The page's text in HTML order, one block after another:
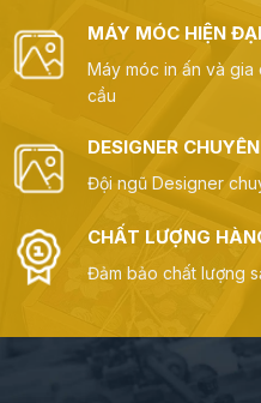
MÁY MÓC HIỆN ĐẠI
Máy móc in ấn và
cầu
DESIGNER
Đội ngũ Designer
CHẤT LƯỢNG
Đảm bảo chất lượng